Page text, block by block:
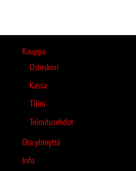
Kauppa
Ostoskori
Kassa
Tilini
Toimitusehdot
Ota yhteyttä
Info